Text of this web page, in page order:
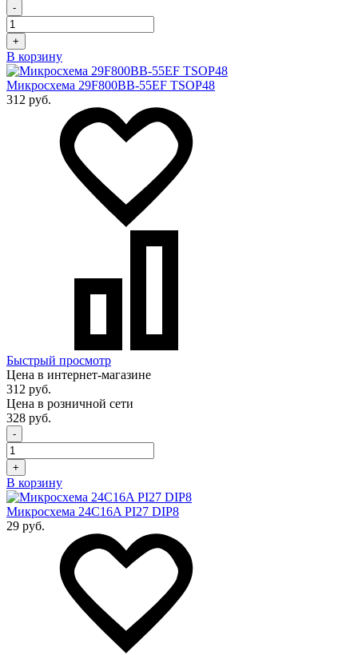
-
+
В корзину
Микросхема 29F800BB-55EF TSOP48
312 руб.
Быстрый просмотр
Цена в интернет-магазине
312 руб.
Цена в розничной сети
328 руб.
-
+
В корзину
Микросхема 24C16A PI27 DIP8
29 руб.